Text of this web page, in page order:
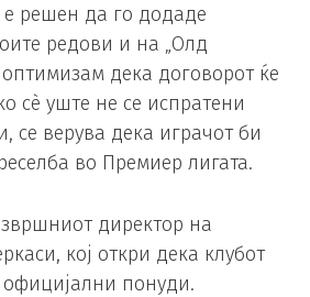
е решен да го додаде
редови и на „Олд
дека договорот ќе
сè уште не се испратени
се верува дека играчот би
во Премиер лигата.
директор на
кој откри дека клубот
понуди.